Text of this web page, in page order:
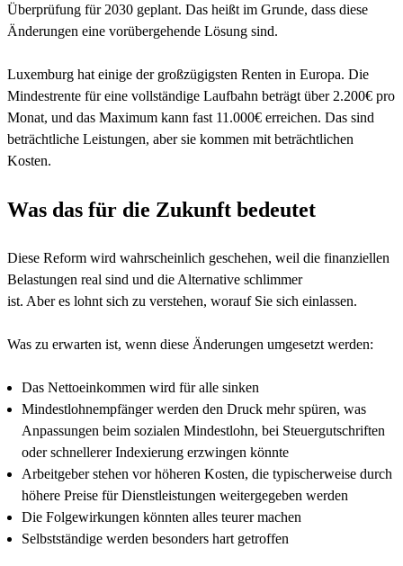
Überprüfung für 2030 geplant. Das heißt im Grunde, dass diese
Änderungen eine vorübergehende Lösung sind.
Luxemburg hat einige der großzügigsten Renten in Europa. Die
Mindestrente für eine vollständige Laufbahn beträgt über 2.200€ pro
Monat, und das Maximum kann fast 11.000€ erreichen. Das sind
beträchtliche Leistungen, aber sie kommen mit beträchtlichen
Kosten.
Was das für die Zukunft bedeutet
Diese Reform wird wahrscheinlich geschehen, weil die finanziellen
Belastungen real sind und die Alternative schlimmer
ist. Aber es lohnt sich zu verstehen, worauf Sie sich einlassen.
Was zu erwarten ist, wenn diese Änderungen umgesetzt werden:
Das Nettoeinkommen wird für alle sinken
Mindestlohnempfänger werden den Druck mehr spüren, was
Anpassungen beim sozialen Mindestlohn, bei Steuergutschriften
oder schnellerer Indexierung erzwingen könnte
Arbeitgeber stehen vor höheren Kosten, die typischerweise durch
höhere Preise für Dienstleistungen weitergegeben werden
Die Folgewirkungen könnten alles teurer machen
Selbstständige werden besonders hart getroffen